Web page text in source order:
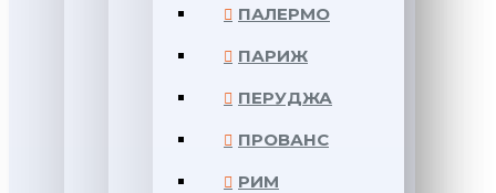
ПАЛЕРМО
ПАРИЖ
ПЕРУДЖА
ПРОВАНС
РИМ